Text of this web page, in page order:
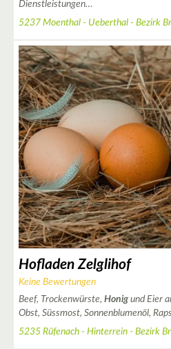
Dienstleistungen…
5237 Moenthal - Ueberthal - Bezirk
Hofladen Zelglihof
Keine Bewertungen
Beef, Trockenwürste, Honig und Eier
Obst, Süssmost, Sonnenblumenöl,
5235 Rüfenach - Hinterrein - Bezirk